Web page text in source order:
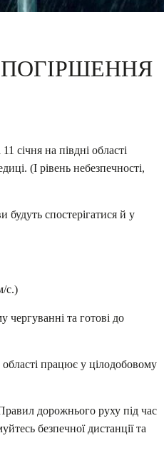
січня на півдні області
(I рівень небезпечності,
будуть спостерігатися й у
с.)
чергуванні та готові до
працює у цілодобовому
дорожнього руху під час
безпечної дистанції та